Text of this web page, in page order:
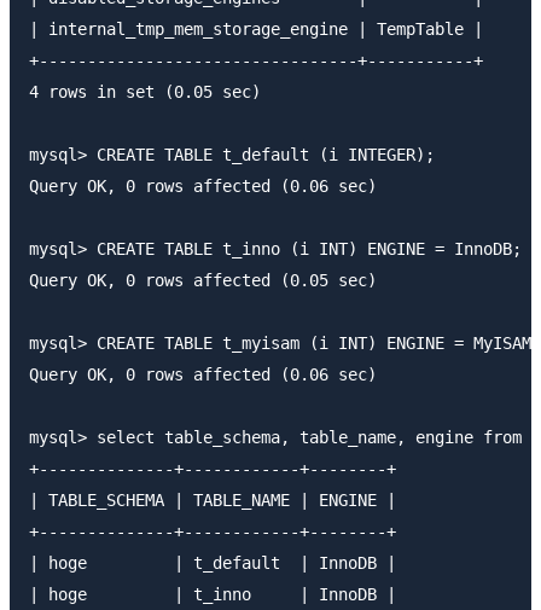
| internal_tmp_mem_storage_engine | TempTable |
+---------------------------------+-----------+
4 rows in set (0.05 sec)
mysql> CREATE TABLE t_default (i INTEGER);
Query OK, 0 rows affected (0.06 sec)
mysql> CREATE TABLE t_inno (i INT) ENGINE = InnoDB;
Query OK, 0 rows affected (0.05 sec)
mysql> CREATE TABLE t_myisam (i INT) ENGINE = MyISAM;
Query OK, 0 rows affected (0.06 sec)
mysql> select table_schema, table_name, engine from
+--------------+------------+--------+
| TABLE_SCHEMA | TABLE_NAME | ENGINE |
+--------------+------------+--------+
| hoge         | t_default  | InnoDB |
| hoge         | t_inno     | InnoDB |